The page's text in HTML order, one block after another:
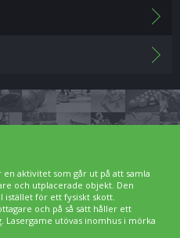
aktivitet som går ut på att samla
och utplacerade objekt. Den
istället för ett fysiskt skott.
och på så sätt håller ett
Lasergame utövas inomhus i mörka